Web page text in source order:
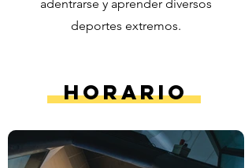
adentrarse y aprender diversos
deportes extremos.
Horario